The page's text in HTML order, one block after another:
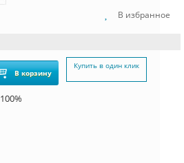
В избранное
В корзину
Купить в один клик